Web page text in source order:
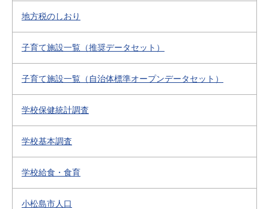
地方税のしおり
子育て施設一覧（推奨データセット）
子育て施設一覧（自治体標準オープンデータセット）
学校保健統計調査
学校基本調査
学校給食・食育
小松島市人口